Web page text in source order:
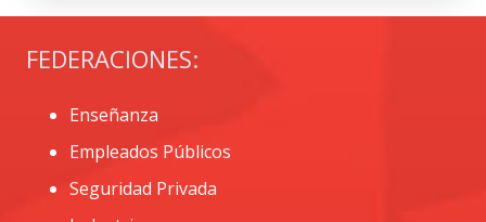
FEDERACIONES:
Enseñanza
Empleados Públicos
Seguridad Privada